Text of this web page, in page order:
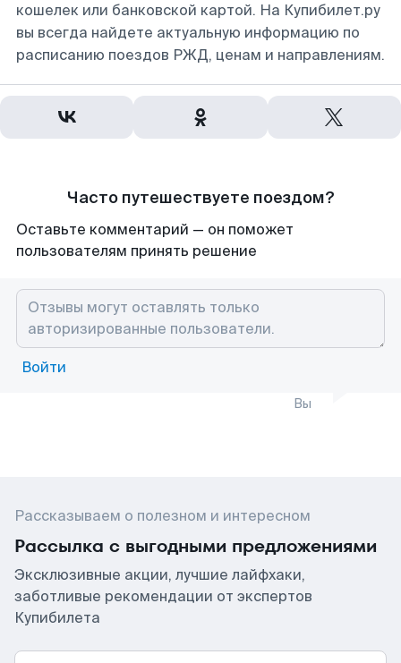
кошелек или банковской картой. На Купибилет.ру
вы всегда найдете актуальную информацию по
расписанию поездов РЖД, ценам и направлениям.
Часто путешествуете поездом?
Оставьте комментарий — он поможет
пользователям принять решение
Войти
Вы
Рассказываем о полезном и интересном
Рассылка с выгодными предложениями
Эксклюзивные акции, лучшие лайфхаки,
заботливые рекомендации от экспертов
Купибилета